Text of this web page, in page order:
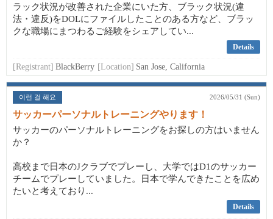
ラック状況が改善された企業にいた方、ブラック状況(違
法・違反)をDOLにファイルしたことのある方など、ブラッ
クな職場にまつわるご経験をシェアしてい...
Details
[Registrant] BlackBerry [Location] San Jose, California
이런 걸 해요 2026/05/31 (Sun)
サッカーパーソナルトレーニングやります！
サッカーのパーソナルトレーニングをお探しの方はいません
か？
高校まで日本のJクラブでプレーし、大学ではD1のサッカー
チームでプレーしていました。日本で学んできたことを広め
たいと考えており...
Details